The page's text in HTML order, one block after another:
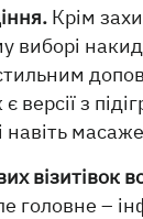
Крім
виборі
версії з
візитівок
головне –